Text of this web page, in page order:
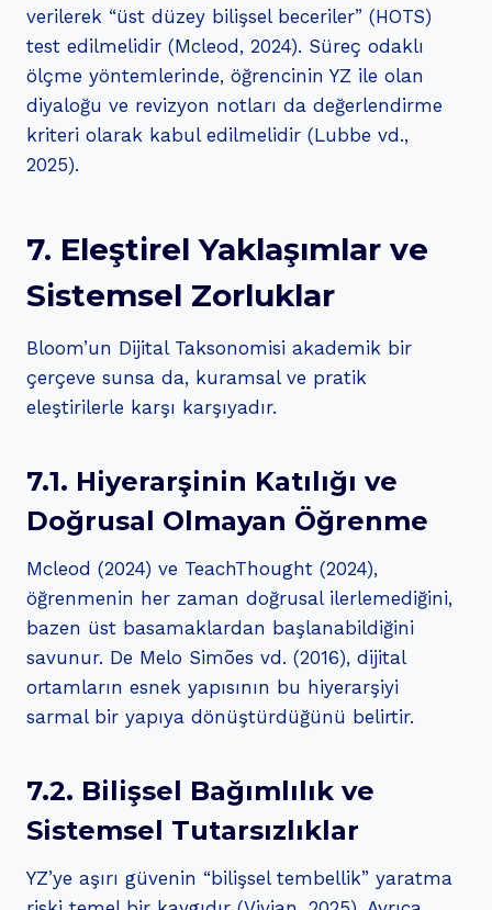
verilerek “üst düzey bilişsel beceriler” (HOTS)
test edilmelidir (Mcleod, 2024). Süreç odaklı
ölçme yöntemlerinde, öğrencinin YZ ile olan
diyaloğu ve revizyon notları da değerlendirme
kriteri olarak kabul edilmelidir (Lubbe vd.,
2025).
7. Eleştirel Yaklaşımlar ve
Sistemsel Zorluklar
Bloom’un Dijital Taksonomisi akademik bir
çerçeve sunsa da, kuramsal ve pratik
eleştirilerle karşı karşıyadır.
7.1. Hiyerarşinin Katılığı ve
Doğrusal Olmayan Öğrenme
Mcleod (2024) ve TeachThought (2024),
öğrenmenin her zaman doğrusal ilerlemediğini,
bazen üst basamaklardan başlanabildiğini
savunur. De Melo Simões vd. (2016), dijital
ortamların esnek yapısının bu hiyerarşiyi
sarmal bir yapıya dönüştürdüğünü belirtir.
7.2. Bilişsel Bağımlılık ve
Sistemsel Tutarsızlıklar
YZ’ye aşırı güvenin “bilişsel tembellik” yaratma